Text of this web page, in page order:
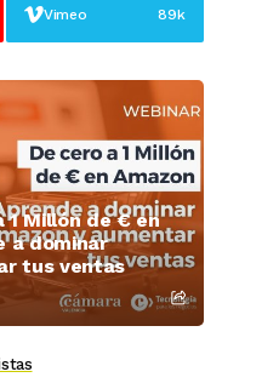
Vimeo 89k
1 Millón de € en
a dominar
tus ventas